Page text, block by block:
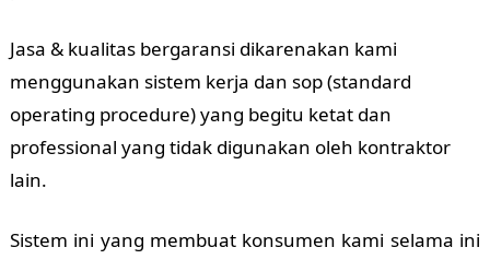
Jasa & kualitas bergaransi dikarenakan kami
menggunakan sistem kerja dan sop (standard
operating procedure) yang begitu ketat dan
professional yang tidak digunakan oleh kontraktor
lain.
Sistem ini yang membuat konsumen kami selama ini